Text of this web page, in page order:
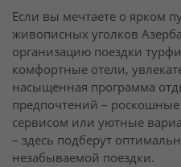
Если вы мечтаете о ярком
живописных уголков
организацию поездки
комфортные отели,
насыщенная программа
предпочтений –
сервисом или уютные
– здесь подберут
незабываемой поездки.